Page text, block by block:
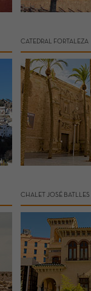
CATEDRAL FORTALEZA
CHALET JOSÉ BATLLES